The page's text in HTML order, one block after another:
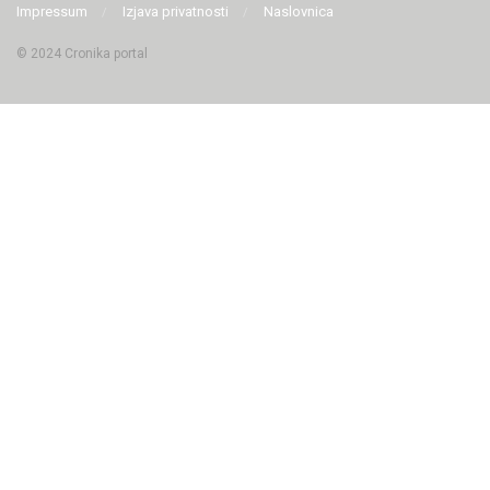
Impressum Izjava privatnosti Naslovnica
© 2024 Cronika portal